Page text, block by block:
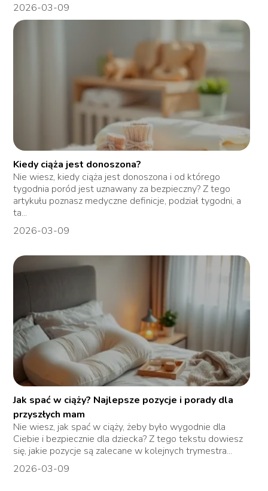
2026-03-09
Kiedy ciąża jest donoszona?
Nie wiesz, kiedy ciąża jest donoszona i od którego
tygodnia poród jest uznawany za bezpieczny? Z tego
artykułu poznasz medyczne definicje, podział tygodni, a
ta...
2026-03-09
Jak spać w ciąży? Najlepsze pozycje i porady dla
przyszłych mam
Nie wiesz, jak spać w ciąży, żeby było wygodnie dla
Ciebie i bezpiecznie dla dziecka? Z tego tekstu dowiesz
się, jakie pozycje są zalecane w kolejnych trymestra...
2026-03-09